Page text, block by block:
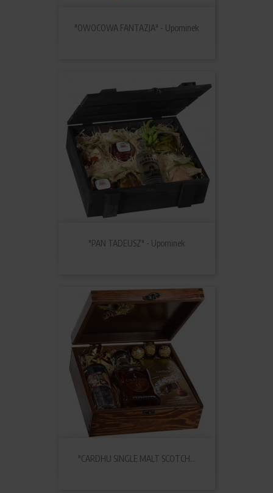
"OWOCOWA FANTAZJA" - Upominek
"PAN TADEUSZ" - Upominek
"CARDHU SINGLE MALT SCOTCH...